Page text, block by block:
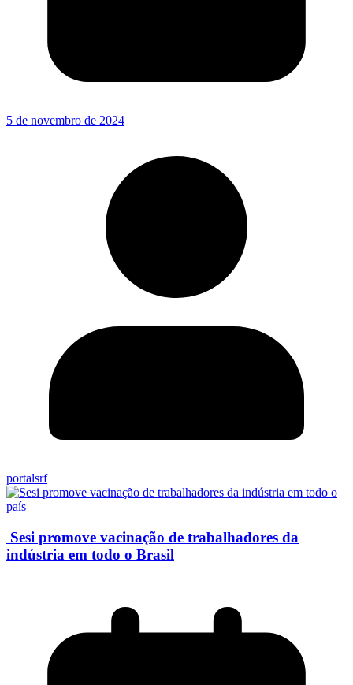
5 de novembro de 2024
portalsrf
Sesi promove vacinação de trabalhadores da
indústria em todo o Brasil